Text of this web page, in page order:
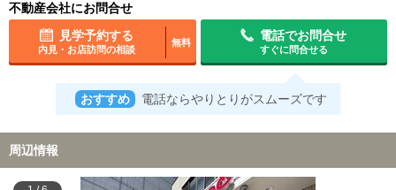
不動産会社にお問合せ
見学予約する
内見・お店訪問の相談
無料
電話でお問合せ
すぐに問合せる
おすすめ 電話ならやりとりがスムーズです
周辺情報